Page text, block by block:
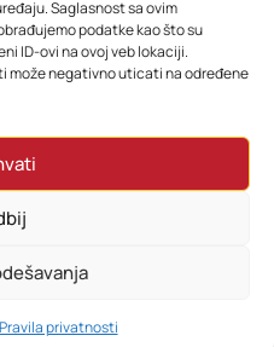
Saglasnost sa ovim
podatke kao što su
ID-ovi na ovoj veb lokaciji.
može negativno uticati na određene
Pravila privatnosti
KORPA MOJ RAČUN